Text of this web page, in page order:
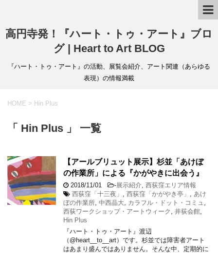
高円寺発！『ハート・トゥ・アート』ブロ
グ | Heart to Art BLOG
『ハート・トゥ・アート』の活動、展覧会紹介、アート関連（あらゆる
表現）の情報満載
HOME > Hin Plus
「 Hin Plus 」 一覧
【アールブリュット展示】杉並「あけぼ
の作業所」による『かがやきに出会う』
2018/11/01 -展示紹介 西荻窪エリア情報
西荻窪「十三夜」
西荻窪「かがやき亭」
あけ
ぼの作業所 中西晶大 カラフル・ドット・コミュ
西荻ワークショップ・アートウィーク
井荻会館
Hin Plus
『ハート・トゥ・アート』渡辺
（@heart__to__art）です。杉並では障害者アート
はあまり盛んではありません。そんな中、定期的に